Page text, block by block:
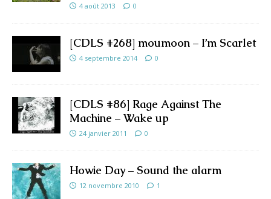
4 août 2013 0
[CDLS #268] moumoon – I’m Scarlet
4 septembre 2014 0
[CDLS #86] Rage Against The
Machine – Wake up
24 janvier 2011 0
Howie Day – Sound the alarm
12 novembre 2010 1